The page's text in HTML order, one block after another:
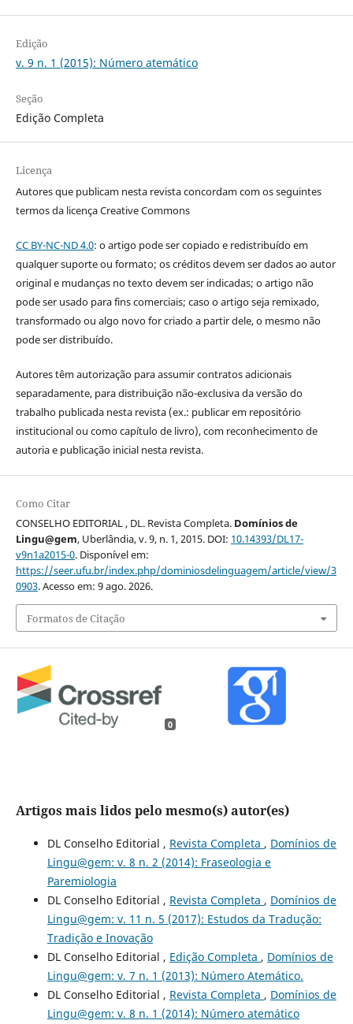
Edição
v. 9 n. 1 (2015): Número atemático
Seção
Edição Completa
Licença
Autores que publicam nesta revista concordam com os seguintes
termos da licença Creative Commons
CC BY-NC-ND 4.0: o artigo pode ser copiado e redistribuído em
qualquer suporte ou formato; os créditos devem ser dados ao autor
original e mudanças no texto devem ser indicadas; o artigo não
pode ser usado para fins comerciais; caso o artigo seja remixado,
transformado ou algo novo for criado a partir dele, o mesmo não
pode ser distribuído.
Autores têm autorização para assumir contratos adicionais
separadamente, para distribuição não-exclusiva da versão do
trabalho publicada nesta revista (ex.: publicar em repositório
institucional ou como capítulo de livro), com reconhecimento de
autoria e publicação inicial nesta revista.
Como Citar
CONSELHO EDITORIAL , DL. Revista Completa. Domínios de
Lingu@gem, Uberlândia, v. 9, n. 1, 2015. DOI: 10.14393/DL17-
v9n1a2015-0. Disponível em:
https://seer.ufu.br/index.php/dominiosdelinguagem/article/view/3
0903. Acesso em: 9 ago. 2026.
Formatos de Citação
0
Artigos mais lidos pelo mesmo(s) autor(es)
DL Conselho Editorial , Revista Completa , Domínios de
Lingu@gem: v. 8 n. 2 (2014): Fraseologia e
Paremiologia
DL Conselho Editorial , Revista Completa , Domínios de
Lingu@gem: v. 11 n. 5 (2017): Estudos da Tradução:
Tradição e Inovação
DL Conselho Editorial , Edição Completa , Domínios de
Lingu@gem: v. 7 n. 1 (2013): Número Atemático.
DL Conselho Editorial , Revista Completa , Domínios de
Lingu@gem: v. 8 n. 1 (2014): Número atemático